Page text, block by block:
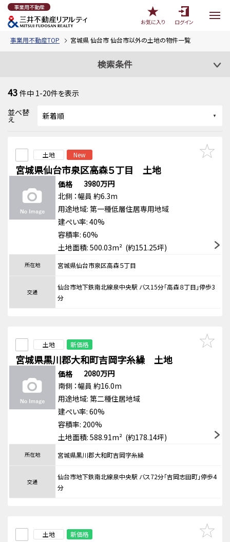
事業用不動産
お気に入り
ログイン
事業用不動産TOP 宮城県 仙台市 仙台市以外の土地の物件一覧
検索条件
43 件中 1-20件を表示
並べ替
え
土地 New
宮城県仙台市泉区高森５丁目 土地
価格
3980万円
北側 ：幅員 約6.3m
用途地域: 第一種低層住居専用地域
建ぺい率: 40%
容積率: 60%
土地面積: 500.03m² (約151.25坪)
所在地 宮城県仙台市泉区高森５丁目
交通
仙台市地下鉄南北線泉中央駅 バス15分「高森８丁目」停歩3
分
土地 新価格
宮城県黒川郡大和町吉岡字糸繰 土地
価格
2080万円
南側 ：幅員 約16.0m
用途地域: 第二種住居地域
建ぺい率: 60%
容積率: 200%
土地面積: 588.91m² (約178.14坪)
所在地 宮城県黒川郡大和町吉岡字糸繰
交通
仙台市地下鉄南北線泉中央駅 バス72分「吉岡志田町」停歩4
分
土地 新価格